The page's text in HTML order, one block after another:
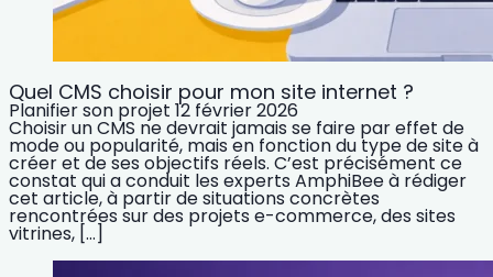
Quel CMS choisir pour mon site internet ?
Planifier son projet 12 février 2026
Choisir un CMS ne devrait jamais se faire par effet de
mode ou popularité, mais en fonction du type de site à
créer et de ses objectifs réels. C’est précisément ce
constat qui a conduit les experts AmphiBee à rédiger
cet article, à partir de situations concrètes
rencontrées sur des projets e-commerce, des sites
vitrines, […]